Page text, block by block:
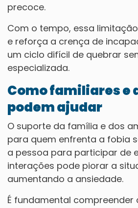
precoce.
Com o tempo, essa
e reforça a crença de
um ciclo difícil de quebrar
especializada.
Como familiares e
podem ajudar
O suporte da família e dos
para quem enfrenta a fobia
a pessoa para participar de
interações pode piorar a
aumentando a ansiedade.
É fundamental compreender